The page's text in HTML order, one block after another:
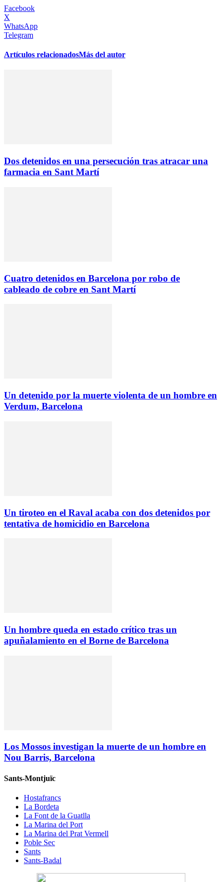
Facebook
X
WhatsApp
Telegram
Artículos relacionadosMás del autor
Dos detenidos en una persecución tras atracar una
farmacia en Sant Martí
Cuatro detenidos en Barcelona por robo de
cableado de cobre en Sant Martí
Un detenido por la muerte violenta de un hombre en
Verdum, Barcelona
Un tiroteo en el Raval acaba con dos detenidos por
tentativa de homicidio en Barcelona
Un hombre queda en estado crítico tras un
apuñalamiento en el Borne de Barcelona
Los Mossos investigan la muerte de un hombre en
Nou Barris, Barcelona
Sants-Montjuïc
Hostafrancs
La Bordeta
La Font de la Guatlla
La Marina del Port
La Marina del Prat Vermell
Poble Sec
Sants
Sants-Badal